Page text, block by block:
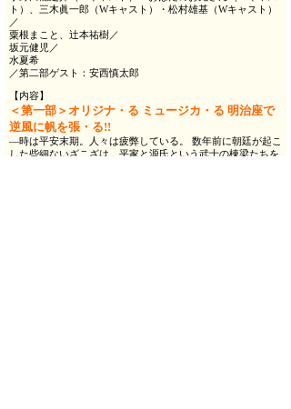
ト）、三木眞一郎（Wキャスト）・松村雄基（Wキャスト）
／
粟根まこと、辻本祐樹／
坂元健児／
水夏希
／第二部ゲスト：安西慎太郎
【内容】
＜第一部＞オリジナ・る ミュージカ・る 明治座で
逆風に帆を張・る!!
―時は平安末期。人々は疲弊している。 数年前に朝廷が起こ
した些細ないざこざは、平家と源氏という武士の棟梁たちを